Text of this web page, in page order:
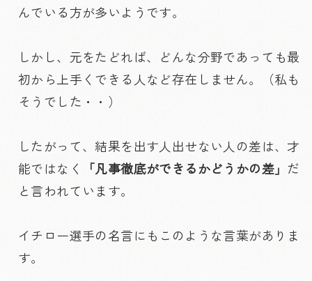
んでいる方が多いようです。
しかし、元をたどれば、どんな分野であっても最
初から上手くできる人など存在しません。（私も
そうでした・・）
したがって、結果を出す人出せない人の差は、才
能ではなく
「凡事徹底ができるかどうかの差」 だ
と言われています。
イチロー選手の名言にもこのような言葉がありま
す。